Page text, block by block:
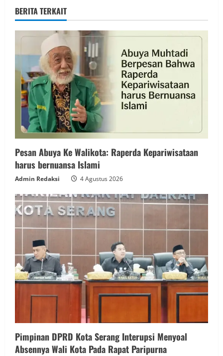
BERITA TERKAIT
Pesan Abuya Ke Walikota: Raperda Kepariwisataan
harus bernuansa Islami
Admin Redaksi 4 Agustus 2026
Pimpinan DPRD Kota Serang Interupsi Menyoal
Absennya Wali Kota Pada Rapat Paripurna